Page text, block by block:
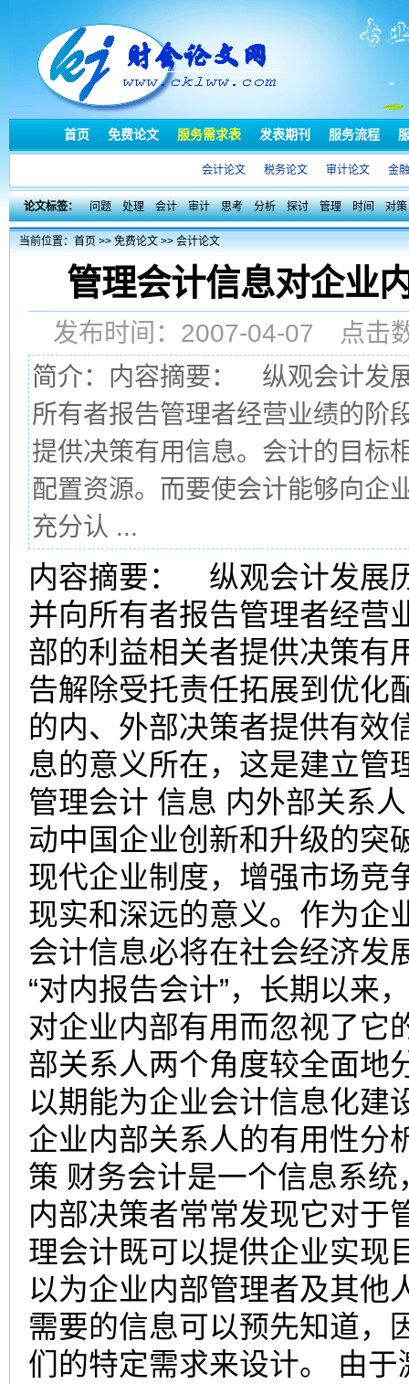
首页 免费论文 服务需求表 发表期刊 服务流程
会计论文 税务论文 审计论文 金
论文标签： 问题 处理 会计 审计 思考 分析 探讨 管理 时间 对策
当前位置：首页>>免费论文>>会计论文
管理会计信息对企业
发布时间：2007-04-07 点
简介：内容摘要： 纵观会计发
所有者报告管理者经营业绩的阶
提供决策有用信息。会计的目标
配置资源。而要使会计能够向企
充分认 ...
内容摘要： 纵观会计发展
并向所有者报告管理者经营
部的利益相关者提供决策有
告解除受托责任拓展到优化
的内、外部决策者提供有效
息的意义所在，这是建立管
管理会计 信息 内外部关系
动中国企业创新和升级的突
现代企业制度，增强市场竞
现实和深远的意义。作为企
会计信息必将在社会经济发
“对内报告会计”，长期以来
对企业内部有用而忽视了它
部关系人两个角度较全面地
以期能为企业会计信息化建
企业内部关系人的有用性分
策 财务会计是一个信息系
内部决策者常常发现它对于
理会计既可以提供企业实现
以为企业内部管理者及其他
需要的信息可以预先知道，
们的特定需求来设计。 由